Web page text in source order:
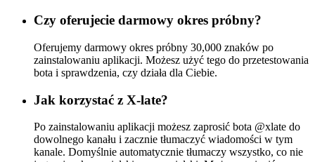
Czy oferujecie darmowy okres próbny?
Oferujemy darmowy okres próbny 30,000 znaków po
zainstalowaniu aplikacji. Możesz użyć tego do przetestowania
bota i sprawdzenia, czy działa dla Ciebie.
Jak korzystać z X-late?
Po zainstalowaniu aplikacji możesz zaprosić bota @xlate do
dowolnego kanału i zacznie tłumaczyć wiadomości w tym
kanale. Domyślnie automatycznie tłumaczy wszystko, co nie